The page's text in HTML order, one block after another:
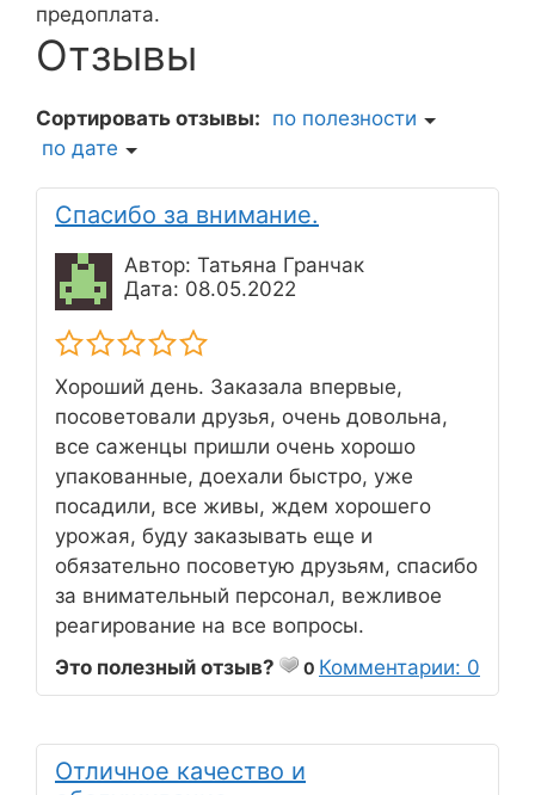
предоплата.
Отзывы
Сортировать отзывы: по полезности
по дате
Спасибо за внимание.
Автор: Татьяна Гранчак
Дата: 08.05.2022
Хороший день. Заказала впервые,
посоветовали друзья, очень довольна,
все саженцы пришли очень хорошо
упакованные, доехали быстро, уже
посадили, все живы, ждем хорошего
урожая, буду заказывать еще и
обязательно посоветую друзьям, спасибо
за внимательный персонал, вежливое
реагирование на все вопросы.
Это полезный отзыв?
0 Комментарии: 0
Отличное качество и